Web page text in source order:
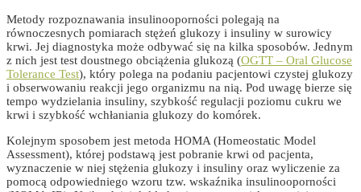
Metody rozpoznawania insulinooporności polegają na
równoczesnych pomiarach stężeń glukozy i insuliny w surowicy
krwi. Jej diagnostyka może odbywać się na kilka sposobów. Jednym
z nich jest test doustnego obciążenia glukozą (OGTT – Oral Glucose
Tolerance Test), który polega na podaniu pacjentowi czystej glukozy
i obserwowaniu reakcji jego organizmu na nią. Pod uwagę bierze się
tempo wydzielania insuliny, szybkość regulacji poziomu cukru we
krwi i szybkość wchłaniania glukozy do komórek.
Kolejnym sposobem jest metoda HOMA (Homeostatic Model
Assessment), której podstawą jest pobranie krwi od pacjenta,
wyznaczenie w niej stężenia glukozy i insuliny oraz wyliczenie za
pomocą odpowiedniego wzoru tzw. wskaźnika insulinooporności